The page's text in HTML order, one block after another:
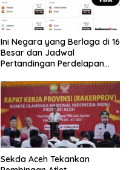
Ini Negara yang Berlaga di 16
Besar dan Jadwal
Pertandingan Perdelapan
Sekda Aceh Tekankan